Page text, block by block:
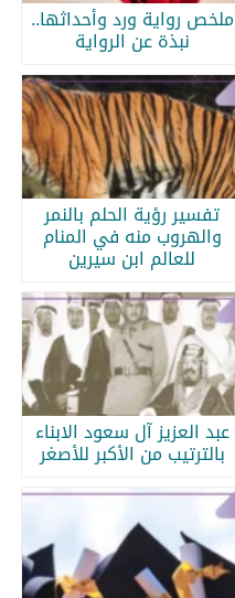
ملخص رواية ورد وأحداثها..
نبذة عن الرواية
تفسير رؤية الحلم بالنمر
والهروب منه في المنام
للعالم ابن سيرين
عبد العزيز آل سعود الابناء
بالترتيب من الأكبر للأصغر